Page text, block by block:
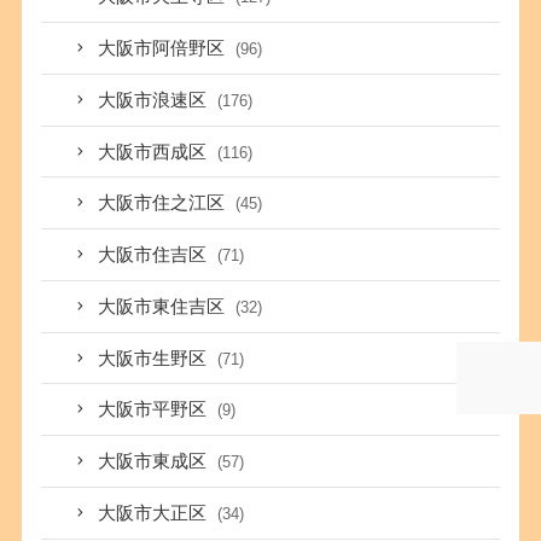
大阪市阿倍野区 (96)
大阪市浪速区 (176)
大阪市西成区 (116)
大阪市住之江区 (45)
大阪市住吉区 (71)
大阪市東住吉区 (32)
大阪市生野区 (71)
大阪市平野区 (9)
大阪市東成区 (57)
大阪市大正区 (34)